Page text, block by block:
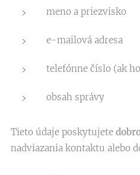
meno a priezvisko
e-mailová adresa
telefónne číslo (ak
obsah správy
Tieto údaje poskytujete
nadviazania kontaktu alebo